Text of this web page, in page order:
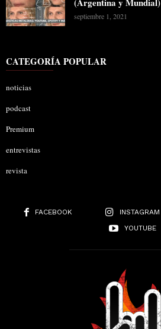
(Argentina y Mundial)
septiembre 1, 2021
CATEGORÍA POPULAR
noticias
podcast
Premium
entrevistas
revista
FACEBOOK INSTAGRAM
YOUTUBE